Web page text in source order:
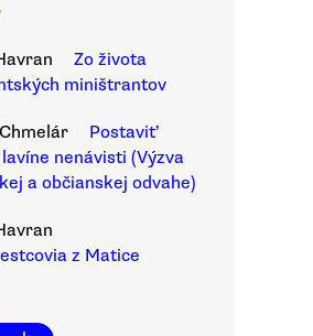
Zo života
miništrantov
Postaviť
nenávisti (Výzva
a občianskej odvahe)
z Matice